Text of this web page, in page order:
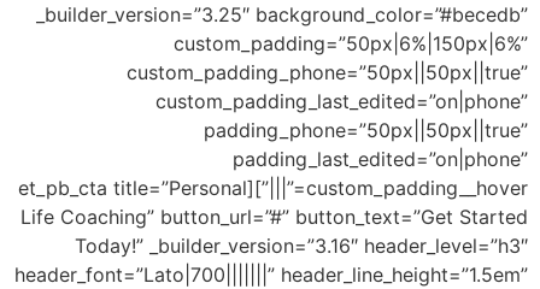
_builder_version=”3.25″
custom_padding__hover=”|||”][et_pb_cta title=”Personal
Life Coaching” button_url=”#”
Today!” _builder_version=”3.16″
header_font=”Lato|700|||||||”